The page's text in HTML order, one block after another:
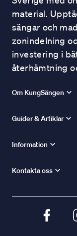
material.
sängar och
zonindelning
investering i
återhämtning
Om KungSängen
Guider & Artiklar
Information
Kontakta oss